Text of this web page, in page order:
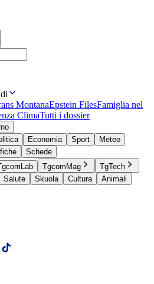
MontanaEpstein FilesFamiglia nel
ClimaTutti i dossier
Economia Sport
Meteo
Schede
TgcomMag
TgTech
Salute Skuola Cultura
Animali